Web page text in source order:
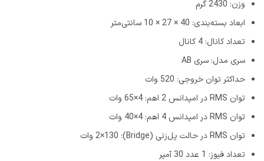
وزن: 2430 گرم
ابعاد بسته‌بندی: 40 × 27 × 10 سانتی‌متر
تعداد کانال: 4 کانال
سری مدل: سری AB
حداکثر توان خروجی: 520 وات
توان RMS در امپدانس 2 اهم: 4×65 وات
توان RMS در امپدانس 4 اهم: 4×40 وات
توان RMS در حالت پل‌زنی (Bridge): 2×130 وات
تعداد فیوز: 1 عدد 30 آمپر